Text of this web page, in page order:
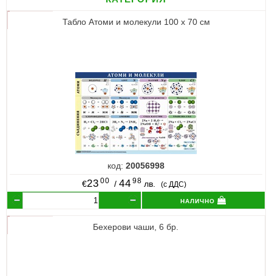
Табло Атоми и молекули 100 х 70 см
код: 20056998
€23 00 /44 98 лв. (с ДДС)
налично
Бехерови чаши, 6 бр.